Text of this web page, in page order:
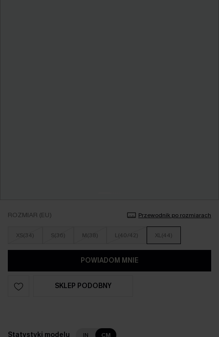
ROZMIAR (EU) Przewodnik po rozmiarach
XS(34) S(36) M(38) L(40/42) XL(44)
POWIADOM MNIE
SKLEP PODOBNY
Statystyki modelu IN CM